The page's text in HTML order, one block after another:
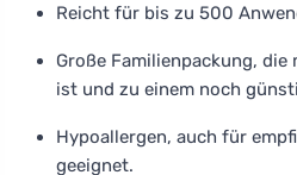
Reicht für bis zu 500
Große Familienpackung,
ist und zu einem noch
Hypoallergen, auch für
geeignet.